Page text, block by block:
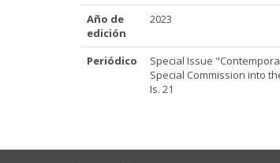
Año de
edición
2023
Periódico
Special Issue
Special Commission into
Is. 21